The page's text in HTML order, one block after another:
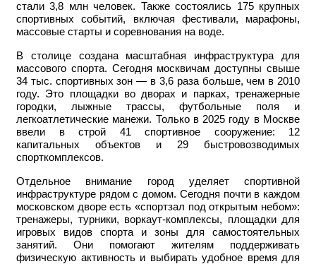
стали 3,8 млн человек. Также состоялись 175 крупных
спортивных событий, включая фестивали, марафоны,
массовые старты и соревнования на воде.
В столице создана масштабная инфраструктура для
массового спорта. Сегодня москвичам доступны свыше
34 тыс. спортивных зон — в 3,6 раза больше, чем в 2010
году. Это площадки во дворах и парках, тренажерные
городки, лыжные трассы, футбольные поля и
легкоатлетические манежи. Только в 2025 году в Москве
ввели в строй 41 спортивное сооружение: 12
капитальных объектов и 29 быстровозводимых
спорткомплексов.
Отдельное внимание город уделяет спортивной
инфраструктуре рядом с домом. Сегодня почти в каждом
московском дворе есть «спортзал под открытым небом»:
тренажеры, турники, воркаут-комплексы, площадки для
игровых видов спорта и зоны для самостоятельных
занятий. Они помогают жителям поддерживать
физическую активность и выбирать удобное время для